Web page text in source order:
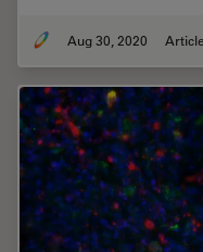
Aug 30, 2020 Article